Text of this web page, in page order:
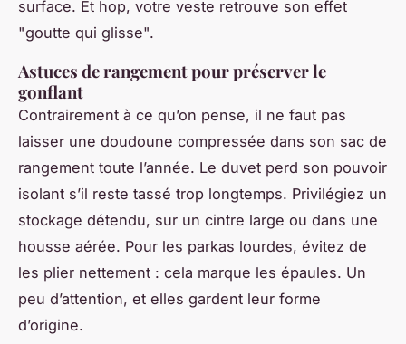
surface. Et hop, votre veste retrouve son effet
"goutte qui glisse".
Astuces de rangement pour préserver le
gonflant
Contrairement à ce qu’on pense, il ne faut pas
laisser une doudoune compressée dans son sac de
rangement toute l’année. Le duvet perd son pouvoir
isolant s’il reste tassé trop longtemps. Privilégiez un
stockage détendu, sur un cintre large ou dans une
housse aérée. Pour les parkas lourdes, évitez de
les plier nettement : cela marque les épaules. Un
peu d’attention, et elles gardent leur forme
d’origine.